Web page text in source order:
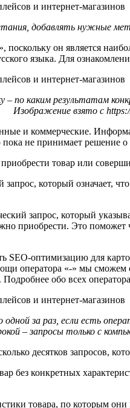
добавлять нужные
он является
языка. Для
по каким результатам
Изображение взято с
и коммерческие.
не принимает решение о
товар или
который означает,
запрос, который
приобрести. Это
оптимизацию для
оператора «-» мы
обо всех
за раз, если есть
– запросы только с
десятков запросов,
без конкретных
товара, по которым